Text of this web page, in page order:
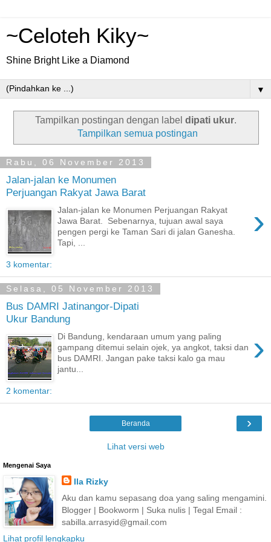
~Celoteh Kiky~
Shine Bright Like a Diamond
▼
Tampilkan postingan dengan label dipati ukur.
Tampilkan semua postingan
Rabu, 06 November 2013
Jalan-jalan ke Monumen
Perjuangan Rakyat Jawa Barat
›
Jalan-jalan ke Monumen Perjuangan Rakyat
Jawa Barat. Sebenarnya, tujuan awal saya
pengen pergi ke Taman Sari di jalan Ganesha.
Tapi, ...
3 komentar:
Selasa, 05 November 2013
Bus DAMRI Jatinangor-Dipati
Ukur Bandung
›
Di Bandung, kendaraan umum yang paling
gampang ditemui selain ojek, ya angkot, taksi dan
bus DAMRI. Jangan pake taksi kalo ga mau
jantu...
2 komentar:
›
Beranda
Lihat versi web
Mengenai Saya
Ila Rizky
Aku dan kamu sepasang doa yang saling mengamini.
Blogger | Bookworm | Suka nulis | Tegal Email :
sabilla.arrasyid@gmail.com
Lihat profil lengkapku